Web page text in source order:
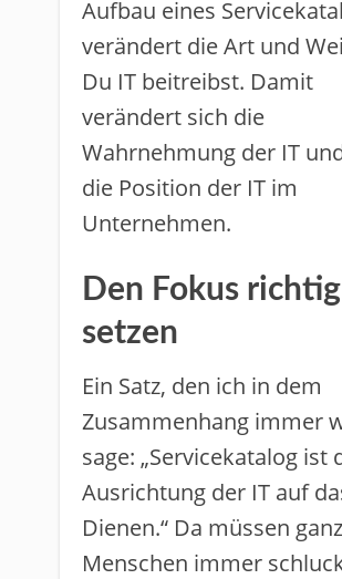
Aufbau eines
verändert die Art und
Du IT beitreibst. Damit
verändert sich die
Wahrnehmung der IT
die Position der IT im
Unternehmen.
Den Fokus richtig
setzen
Ein Satz, den ich in dem
Zusammenhang immer
sage: „Servicekatalog ist
Ausrichtung der IT auf
Dienen.“ Da müssen
Menschen immer